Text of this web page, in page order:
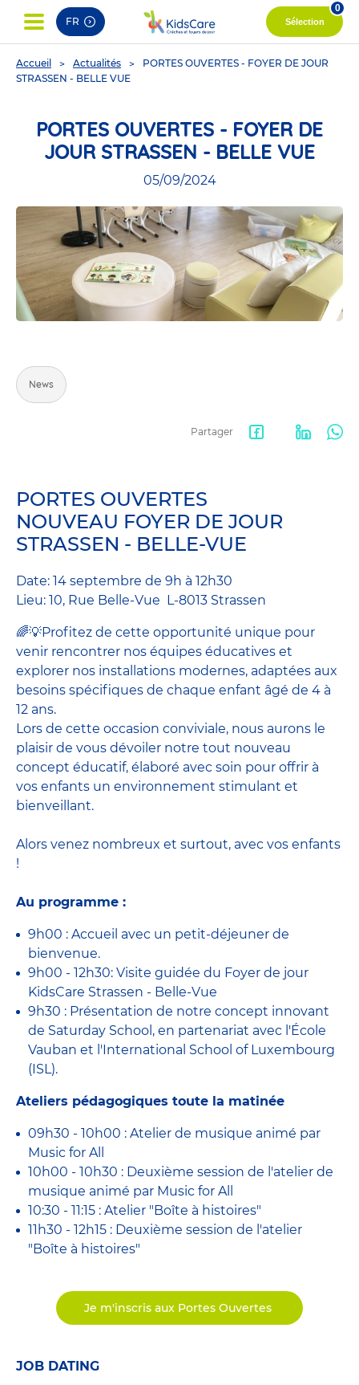
FR Sélection
0
You
are
Accueil Actualités
PORTES OUVERTES - FOYER DE JOUR
STRASSEN - BELLE VUE
PORTES OUVERTES - FOYER DE
JOUR STRASSEN - BELLE VUE
05/09/2024
News
Partager
PORTES OUVERTES
NOUVEAU FOYER DE JOUR
STRASSEN - BELLE-VUE
Date: 14 septembre de 9h à 12h30
Lieu: 10, Rue Belle-Vue L-8013 Strassen
🌈💡Profitez de cette opportunité unique pour
venir rencontrer nos équipes éducatives et
explorer nos installations modernes, adaptées aux
besoins spécifiques de chaque enfant âgé de 4 à
12 ans.
Lors de cette occasion conviviale, nous aurons le
plaisir de vous dévoiler notre tout nouveau
concept éducatif, élaboré avec soin pour offrir à
vos enfants un environnement stimulant et
bienveillant.
Alors venez nombreux et surtout, avec vos enfants
!
Au programme :
9h00 : Accueil avec un petit-déjeuner de
bienvenue.
9h00 - 12h30: Visite guidée du Foyer de jour
KidsCare Strassen - Belle-Vue
9h30 : Présentation de notre concept innovant
de Saturday School, en partenariat avec l'École
Vauban et l'International School of Luxembourg
(ISL).
Ateliers pédagogiques toute la matinée
09h30 - 10h00 : Atelier de musique animé par
Music for All
10h00 - 10h30 : Deuxième session de l'atelier de
musique animé par Music for All
10:30 - 11:15 : Atelier "Boîte à histoires"
11h30 - 12h15 : Deuxième session de l'atelier
"Boîte à histoires"
Je m'inscris aux Portes Ouvertes
JOB DATING